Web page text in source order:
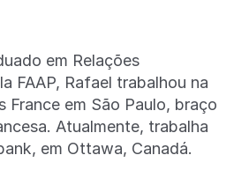
em Relações
FAAP, Rafael trabalhou na
France em São Paulo, braço
Atualmente, trabalha
em Ottawa, Canadá.